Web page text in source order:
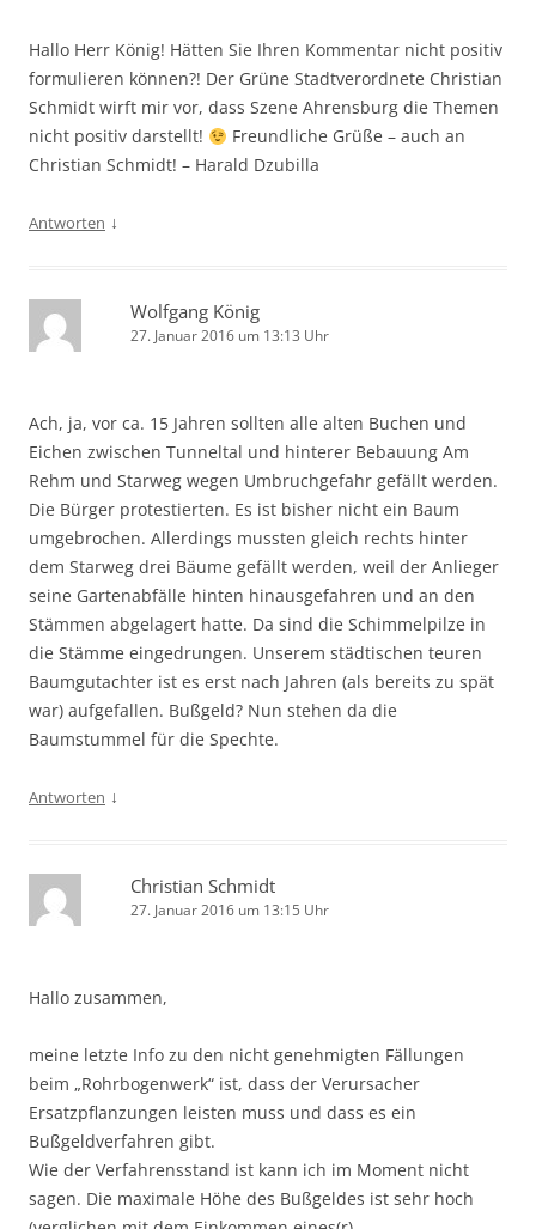
Hallo Herr König! Hätten Sie Ihren Kommentar nicht positiv
formulieren können?! Der Grüne Stadtverordnete Christian
Schmidt wirft mir vor, dass Szene Ahrensburg die Themen
nicht positiv darstellt!
Freundliche Grüße – auch an
Christian Schmidt! – Harald Dzubilla
Antworten ↓
Wolfgang König
27. Januar 2016 um 13:13 Uhr
Ach, ja, vor ca. 15 Jahren sollten alle alten Buchen und
Eichen zwischen Tunneltal und hinterer Bebauung Am
Rehm und Starweg wegen Umbruchgefahr gefällt werden.
Die Bürger protestierten. Es ist bisher nicht ein Baum
umgebrochen. Allerdings mussten gleich rechts hinter
dem Starweg drei Bäume gefällt werden, weil der Anlieger
seine Gartenabfälle hinten hinausgefahren und an den
Stämmen abgelagert hatte. Da sind die Schimmelpilze in
die Stämme eingedrungen. Unserem städtischen teuren
Baumgutachter ist es erst nach Jahren (als bereits zu spät
war) aufgefallen. Bußgeld? Nun stehen da die
Baumstummel für die Spechte.
Antworten ↓
Christian Schmidt
27. Januar 2016 um 13:15 Uhr
Hallo zusammen,
meine letzte Info zu den nicht genehmigten Fällungen
beim „Rohrbogenwerk“ ist, dass der Verursacher
Ersatzpflanzungen leisten muss und dass es ein
Bußgeldverfahren gibt.
Wie der Verfahrensstand ist kann ich im Moment nicht
sagen. Die maximale Höhe des Bußgeldes ist sehr hoch